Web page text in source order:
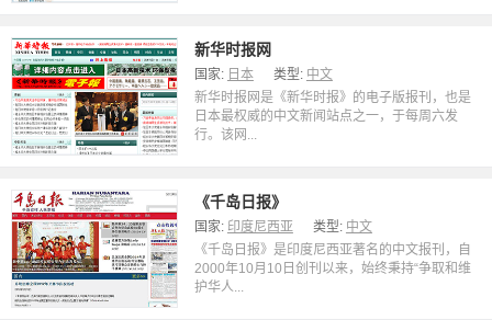
新华时报网
国家: 日本 类型: 中文
新华时报网是《新华时报》的电子版报刊，也是
日本最权威的中文新闻站点之一，于每周六发
行。该网...
《千岛日报》
国家: 印度尼西亚 类型: 中文
《千岛日报》是印度尼西亚著名的中文报刊，自
2000年10月10日创刊以来，始终秉持“争取和维
护华人...